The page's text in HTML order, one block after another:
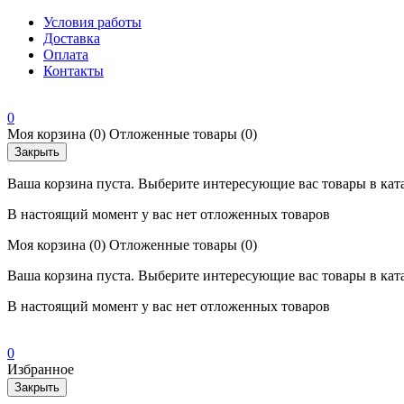
Условия работы
Доставка
Оплата
Контакты
0
Моя корзина (0) Отложенные товары (0)
Закрыть
Ваша корзина пуста. Выберите интересующие вас товары в
В настоящий момент у вас нет отложенных товаров
Моя корзина (0) Отложенные товары (0)
Ваша корзина пуста. Выберите интересующие вас товары в
В настоящий момент у вас нет отложенных товаров
0
Избранное
Закрыть